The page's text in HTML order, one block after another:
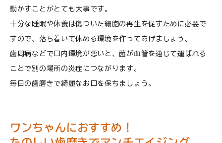
動かすことがとても大事です。
十分な睡眠や休養は傷ついた細胞の再生を促すために必要で
すので、落ち着いて休める環境を作ってあげましょう。
歯周病などで口内環境が悪いと、菌が血管を通じて運ばれる
ことで別の場所の炎症につながります。
毎日の歯磨きで綺麗なお口を保ちましょう。
ワンちゃんにおすすめ！